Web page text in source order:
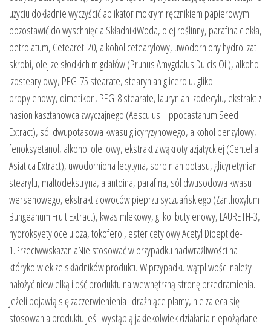
użyciu dokładnie wyczyścić aplikator mokrym ręcznikiem papierowym i
pozostawić do wyschnięcia.SkładnikiWoda, olej roślinny, parafina ciekła,
petrolatum, Cetearet-20, alkohol cetearylowy, uwodorniony hydrolizat
skrobi, olej ze słodkich migdałów (Prunus Amygdalus Dulcis Oil), alkohol
izostearylowy, PEG-75 stearate, stearynian glicerolu, glikol
propylenowy, dimetikon, PEG-8 stearate, laurynian izodecylu, ekstrakt z
nasion kasztanowca zwyczajnego (Aesculus Hippocastanum Seed
Extract), sól dwupotasowa kwasu glicyryzynowego, alkohol benzylowy,
fenoksyetanol, alkohol oleilowy, ekstrakt z wąkroty azjatyckiej (Centella
Asiatica Extract), uwodorniona lecytyna, sorbinian potasu, glicyretynian
stearylu, maltodekstryna, alantoina, parafina, sól dwusodowa kwasu
wersenowego, ekstrakt z owoców pieprzu syczuańskiego (Zanthoxylum
Bungeanum Fruit Extract), kwas mlekowy, glikol butylenowy, LAURETH-3,
hydroksyetyloceluloza, tokoferol, ester cetylowy Acetyl Dipeptide-
1.PrzeciwwskazaniaNie stosować w przypadku nadwrażliwości na
którykolwiek ze składników produktu.W przypadku wątpliwości należy
nałożyć niewielką ilość produktu na wewnętrzną stronę przedramienia.
Jeżeli pojawią się zaczerwienienia i drażniące plamy, nie zaleca się
stosowania produktu.Jeśli wystąpią jakiekolwiek działania niepożądane